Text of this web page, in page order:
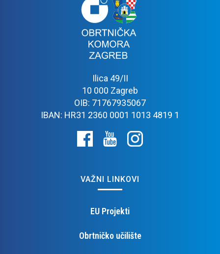
Ilica 49/II
10 000 Zagreb
OIB: 71767935067
IBAN: HR31 2360 0001 1013 4819 1
VAŽNI LINKOVI
EU Projekti
Obrtničko učilište